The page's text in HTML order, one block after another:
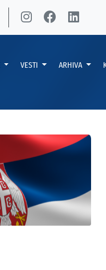
VESTI ARHIVA